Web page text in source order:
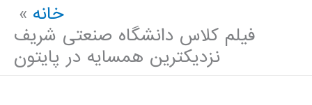
خانه
فیلم کلاس دانشگاه صنعتی شریف
نزدیکترین همسایه در پایتون